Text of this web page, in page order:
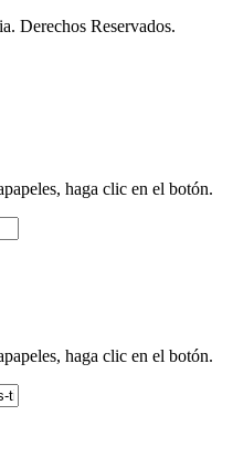
Derechos Reservados.
haga clic en el botón.
haga clic en el botón.